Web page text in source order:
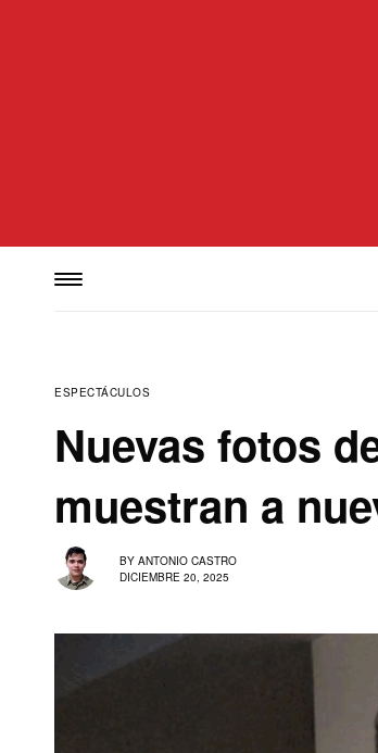
ESPECTÁCULOS
Nuevas fotos
muestran a
BY ANTONIO CASTRO
DICIEMBRE 20, 2025